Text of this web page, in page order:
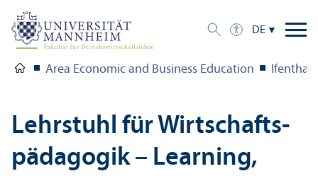
DE
Area Economic and Business Education
Lehr­stuhl für Wirtschafts­
pädagogik – Learning,